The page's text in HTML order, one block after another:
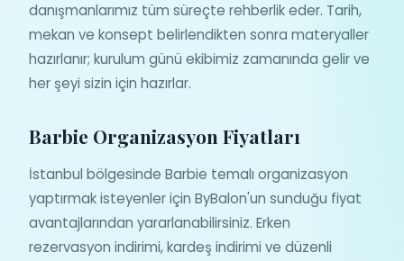
danışmanlarımız tüm süreçte rehberlik eder. Tarih,
mekan ve konsept belirlendikten sonra materyaller
hazırlanır; kurulum günü ekibimiz zamanında gelir ve
her şeyi sizin için hazırlar.
Barbie Organizasyon Fiyatları
İstanbul bölgesinde Barbie temalı organizasyon
yaptırmak isteyenler için ByBalon'un sunduğu fiyat
avantajlarından yararlanabilirsiniz. Erken
rezervasyon indirimi, kardeş indirimi ve düzenli